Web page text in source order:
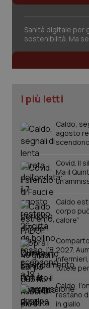
Sanità digitale per
sostenibilità. Ma
I più letti
Caldo,
agosto
Covid. Il
Ma il
Caldo
corpo
calore”
2027.
tutele
Caldo,
restano
in giallo
tracking-sites-
tracking-enable
tracking-sites-
session-id
_ga